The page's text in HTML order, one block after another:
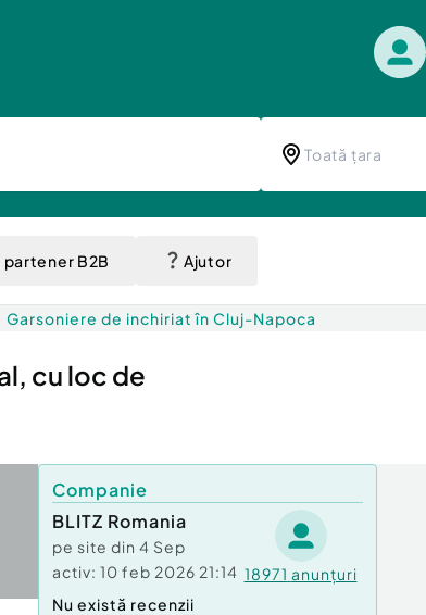
partener B2B Ajutor
Garsoniere de inchiriat în Cluj-Napoca
cu loc de
Companie
BLITZ Romania
pe site din 4 Sep
activ: 10 feb 2026 21:14 18971 anunțuri
Nu există recenzii